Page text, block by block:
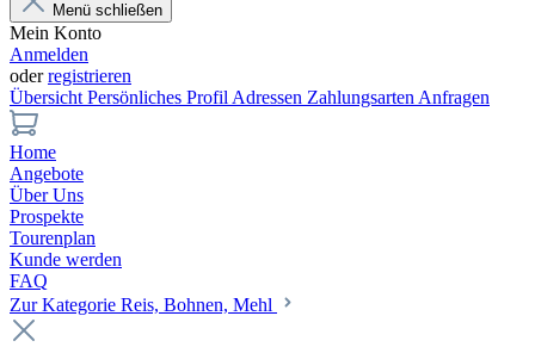
Menü schließen
Mein Konto
Anmelden
oderregistrieren
Übersicht Persönliches Profil Adressen Zahlungsarten Anfragen
Home
Angebote
Über Uns
Prospekte
Tourenplan
Kunde werden
FAQ
Zur Kategorie Reis, Bohnen, Mehl